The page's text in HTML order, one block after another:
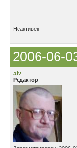
Неактивен
2006-06-
alv
Редактор